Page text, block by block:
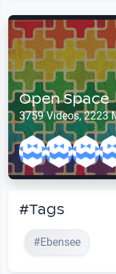
Open Space
3759 Videos, 2223
#Tags
#Ebensee